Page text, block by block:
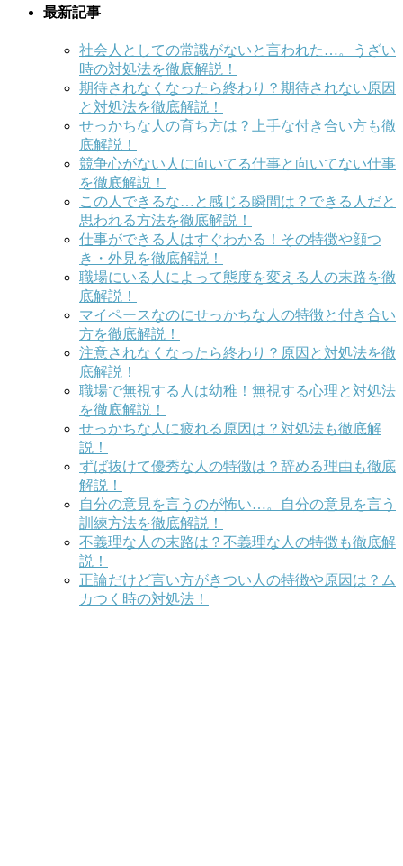
最新記事
社会人としての常識がないと言われた…。うざい
時の対処法を徹底解説！
期待されなくなったら終わり？期待されない原因
と対処法を徹底解説！
せっかちな人の育ち方は？上手な付き合い方も徹
底解説！
競争心がない人に向いてる仕事と向いてない仕事
を徹底解説！
この人できるな…と感じる瞬間は？できる人だと
思われる方法を徹底解説！
仕事ができる人はすぐわかる！その特徴や顔つ
き・外見を徹底解説！
職場にいる人によって態度を変える人の末路を徹
底解説！
マイペースなのにせっかちな人の特徴と付き合い
方を徹底解説！
注意されなくなったら終わり？原因と対処法を徹
底解説！
職場で無視する人は幼稚！無視する心理と対処法
を徹底解説！
せっかちな人に疲れる原因は？対処法も徹底解
説！
ずば抜けて優秀な人の特徴は？辞める理由も徹底
解説！
自分の意見を言うのが怖い…。自分の意見を言う
訓練方法を徹底解説！
不義理な人の末路は？不義理な人の特徴も徹底解
説！
正論だけど言い方がきつい人の特徴や原因は？ム
カつく時の対処法！